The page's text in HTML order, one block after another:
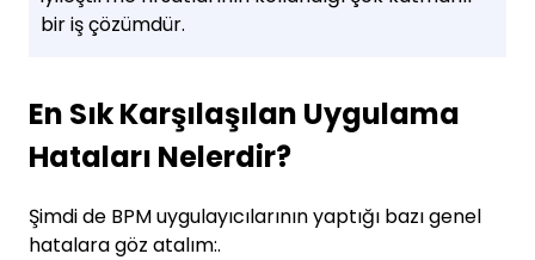
bir iş çözümdür.
En Sık Karşılaşılan Uygulama
Hataları Nelerdir?
Şimdi de BPM uygulayıcılarının yaptığı bazı genel
hatalara göz atalım:.